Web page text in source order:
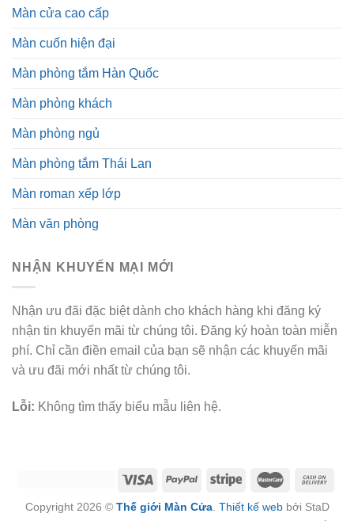
Màn cửa cao cấp
Màn cuốn hiện đại
Màn phòng tắm Hàn Quốc
Màn phòng khách
Màn phòng ngủ
Màn phòng tắm Thái Lan
Màn roman xếp lớp
Màn văn phòng
NHẬN KHUYẾN MẠI MỚI
Nhận ưu đãi đặc biệt dành cho khách hàng khi đăng ký
nhận tin khuyến mãi từ chúng tôi. Đăng ký hoàn toàn miễn
phí. Chỉ cần điền email của bạn sẽ nhận các khuyến mãi
và ưu đãi mới nhất từ chúng tôi.
Lỗi: Không tìm thấy biểu mẫu liên hệ.
Copyright 2026 © Thế giới Màn Cửa. Thiết kế webbởi StaD